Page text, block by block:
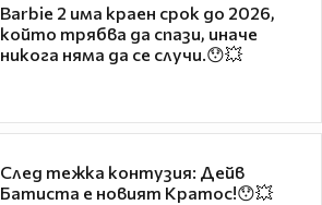
Barbie 2 има краен срок до 2026,
който трябва да спази, иначе
никога няма да се случи.😯💥
След тежка контузия: Дейв
Батиста е новият Кратос!😯💥